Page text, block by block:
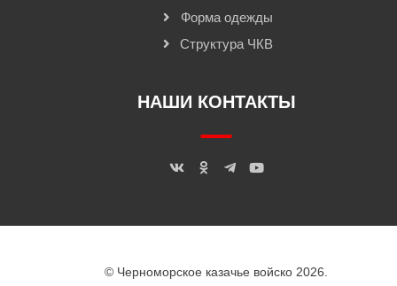
Форма одежды
Структура ЧКВ
НАШИ КОНТАКТЫ
© Черноморское казачье войско 2026.